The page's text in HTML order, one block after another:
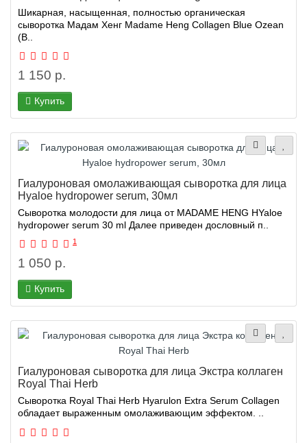
Шикарная, насыщенная, полностью органическая
сыворотка Мадам Хенг Madame Heng Collagen Blue Ozean
(B..
1 150 р.
Купить
Гиалуроновая омолаживающая сыворотка для лица
Hyaloe hydropower serum, 30мл
Cыворотка молодости для лица от MADAME HENG HYaloe
hydropower serum 30 ml Далее приведен дословный п..
1
1 050 р.
Купить
Гиалуроновая сыворотка для лица Экстра коллаген
Royal Thai Herb
Сыворотка Royal Thai Herb Hyarulon Extra Serum Collagen
обладает выраженным омолаживающим эффектом. ..